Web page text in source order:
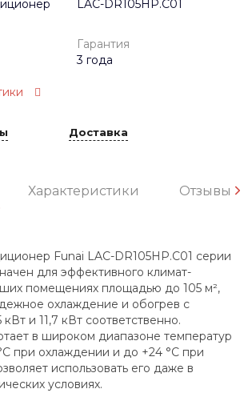
LAC-DR105HP.C01
Гарантия
3 года
Доставка
Характеристики Отзывы
Funai LAC-DR105HP.C01 серии
для эффективного климат-
помещениях площадью до 105 м²,
охлаждение и обогрев с
и 11,7 кВт соответственно.
в широком диапазоне температур
при охлаждении и до +24 °C при
использовать его даже в
условиях.